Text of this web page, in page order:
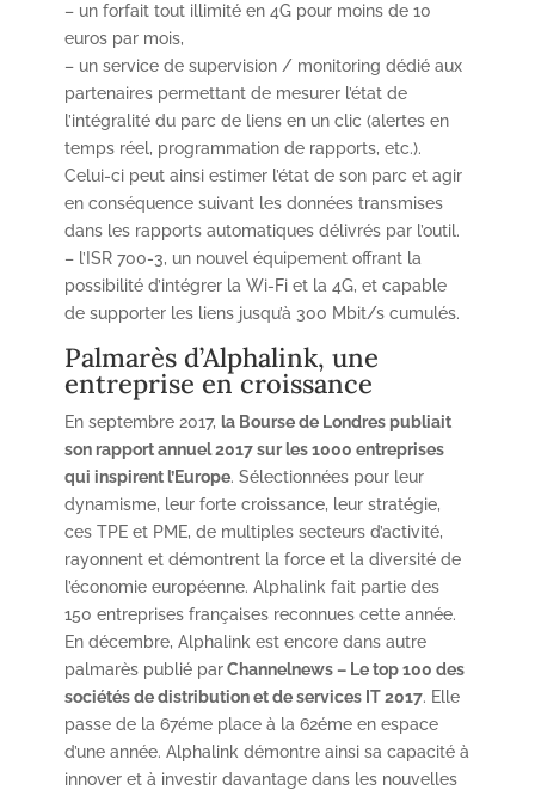
– un forfait tout illimité en 4G pour moins de 10
euros par mois,
– un service de supervision / monitoring dédié aux
partenaires permettant de mesurer l’état de
l’intégralité du parc de liens en un clic (alertes en
temps réel, programmation de rapports, etc.).
Celui-ci peut ainsi estimer l’état de son parc et agir
en conséquence suivant les données transmises
dans les rapports automatiques délivrés par l’outil.
– l’ISR 700-3, un nouvel équipement offrant la
possibilité d’intégrer la Wi-Fi et la 4G, et capable
de supporter les liens jusqu’à 300 Mbit/s cumulés.
Palmarès d’Alphalink, une
entreprise en croissance
En septembre 2017, la Bourse de Londres publiait
son rapport annuel 2017 sur les 1000 entreprises
qui inspirent l’Europe. Sélectionnées pour leur
dynamisme, leur forte croissance, leur stratégie,
ces TPE et PME, de multiples secteurs d’activité,
rayonnent et démontrent la force et la diversité de
l’économie européenne. Alphalink fait partie des
150 entreprises françaises reconnues cette année.
En décembre, Alphalink est encore dans autre
palmarès publié parChannelnews – Le top 100 des
sociétés de distribution et de services IT 2017. Elle
passe de la 67éme place à la 62éme en espace
d’une année. Alphalink démontre ainsi sa capacité à
innover et à investir davantage dans les nouvelles